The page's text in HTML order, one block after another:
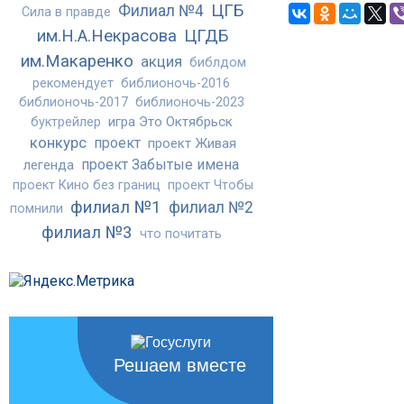
Сила в правде Филиал №4 ЦГБ
им.Н.А.Некрасова ЦГДБ
им.Макаренко акция библдом
рекомендует библионочь-2016
библионочь-2017 библионочь-2023
буктрейлер игра Это Октябрьск
конкурс проект проект Живая
легенда проект Забытые имена
проект Кино без границ проект Чтобы
помнили филиал №1 филиал №2
филиал №3 что почитать
Решаем вместе